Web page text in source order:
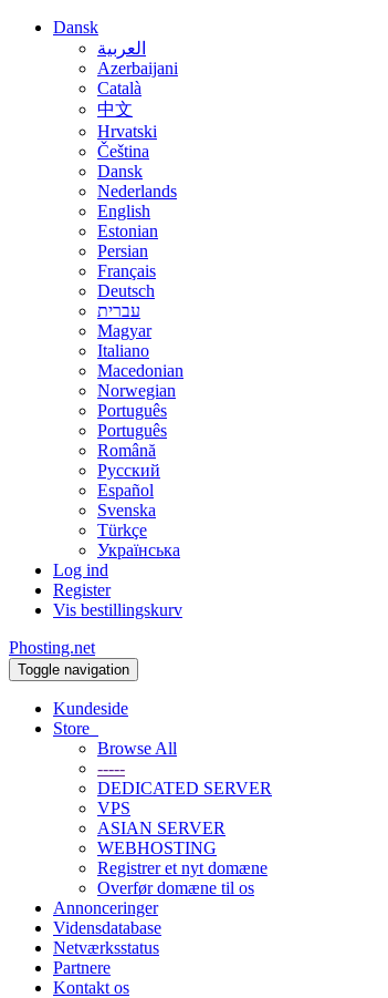
Dansk
العربية
Azerbaijani
Català
中文
Hrvatski
Čeština
Dansk
Nederlands
English
Estonian
Persian
Français
Deutsch
עברית
Magyar
Italiano
Macedonian
Norwegian
Português
Português
Română
Русский
Español
Svenska
Türkçe
Українська
Log ind
Register
Vis bestillingskurv
Phosting.net
Toggle navigation
Kundeside
Store
Browse All
-----
DEDICATED SERVER
VPS
ASIAN SERVER
WEBHOSTING
Registrer et nyt domæne
Overfør domæne til os
Annonceringer
Vidensdatabase
Netværksstatus
Partnere
Kontakt os